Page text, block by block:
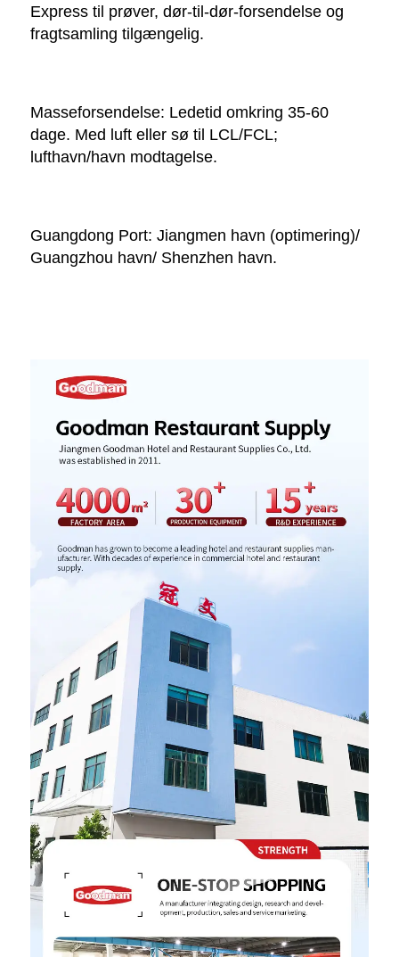
Express til prøver, dør-til-dør-forsendelse og
fragtsamling tilgængelig.
Masseforsendelse: Ledetid omkring 35-60
dage. Med luft eller sø til LCL/FCL;
lufthavn/havn modtagelse.
Guangdong Port: Jiangmen havn (optimering)/
Guangzhou havn/ Shenzhen havn.